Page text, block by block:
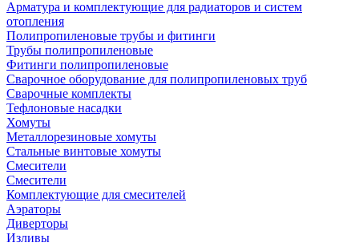
Арматура и комплектующие для радиаторов и систем
отопления
Полипропиленовые трубы и фитинги
Трубы полипропиленовые
Фитинги полипропиленовые
Сварочное оборудование для полипропиленовых труб
Сварочные комплекты
Тефлоновые насадки
Хомуты
Металлорезиновые хомуты
Стальные винтовые хомуты
Смесители
Смесители
Комплектующие для смесителей
Аэраторы
Диверторы
Изливы